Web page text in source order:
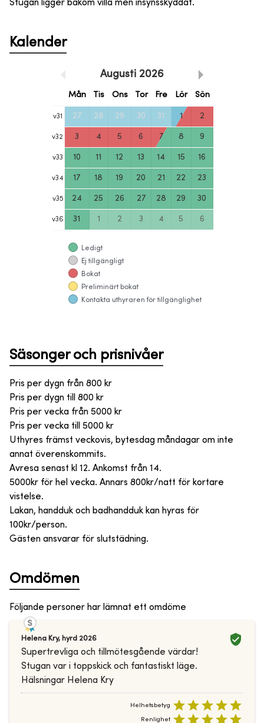
Stugan ligger bakom villa men insynsskyddat.
Kalender
Augusti 2026
Mån Tis Ons Tor Fre Lör Sön
v31 27 28 29 30 31 1 2
v32 3 4 5 6 7 8 9
v33 10 11 12 13 14 15 16
v34 17 18 19 20 21 22 23
v35 24 25 26 27 28 29 30
v36 31 1 2 3 4 5 6
Ledigt
Ej tillgängligt
Bokat
Preliminärt bokat
Kontakta uthyraren för tillgänglighet
Säsonger och prisnivåer
Pris per dygn från 800 kr
Pris per dygn till
800 kr
Pris per vecka från 5000 kr
Pris per vecka till
5000 kr
Uthyres främst veckovis, bytesdag måndagar om inte
annat överenskommits.
Avresa senast kl 12. Ankomst från 14.
5000kr för hel vecka. Annars 800kr/natt för kortare
vistelse.
Lakan, handduk och badhandduk kan hyras för
100kr/person.
Gästen ansvarar för slutstädning.
Omdömen
Följande personer har lämnat ett omdöme
Helena Kry, hyrd 2026
Supertrevliga och tillmötesgående värdar!
Stugan var i toppskick och fantastiskt läge.
Hälsningar Helena Kry
Helhetsbetyg
Renlighet